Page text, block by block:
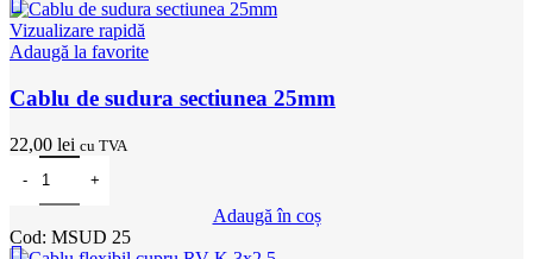
Vizualizare rapidă
Adaugă la favorite
Cablu de sudura sectiunea 25mm
22,00 lei cu TVA
Cantitate Cablu de sudura sectiunea 25mm
Adaugă în coș
Cod: MSUD 25